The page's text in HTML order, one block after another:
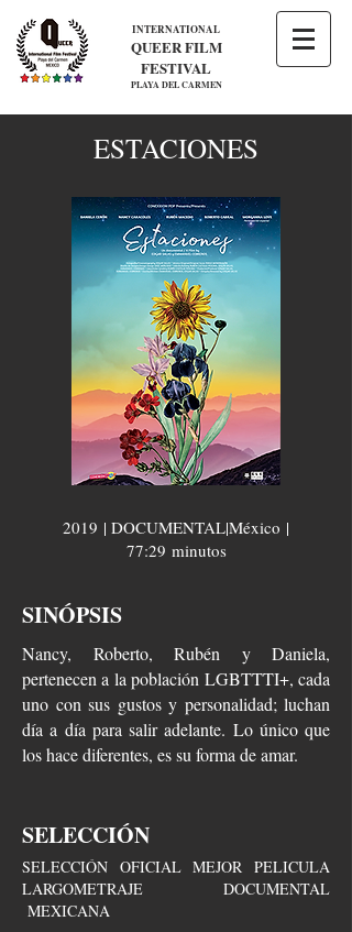
INTERNATIONAL
QUEER FILM
FESTIVAL
PLAYA DEL CARMEN
ESTACIONES
2019 | DOCUMENTAL|México |
77:29 minutos
SINÓPSIS
Nancy, Roberto, Rubén y Daniela,
pertenecen a la población LGBTTTI+, cada
uno con sus gustos y personalidad; luchan
día a día para salir adelante. Lo único que
los hace diferentes, es su forma de amar.
SELECCIÓN
SELECCIÓN OFICIAL MEJOR PELICULA
LARGOMETRAJE DOCUMENTAL
MEXICANA